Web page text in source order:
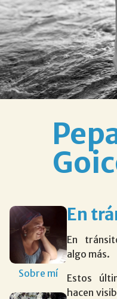
Sobre mí
En
En
algo más.
Estos
hacen